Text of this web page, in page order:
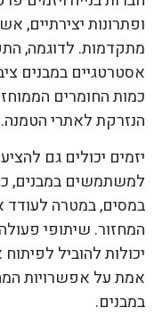
ופתרונות יצירתיים,
מתקדמות. לדוגמה,
אסטרטגיים במבנים
כמות החומרים
הנזרקת לאתרי הטמנה.
יזמים יכולים גם
למשתמשים במבנים,
במסים, במטרה
המחזור. שיתופי
יכולות להוביל
אמת על אפשרויות
במבנים.